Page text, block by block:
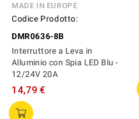
MADE IN EUROPE
Codice Prodotto:
DMR0636-8B
Interruttore a Leva in
Alluminio con Spia LED Blu -
12/24V 20A
14,79 €